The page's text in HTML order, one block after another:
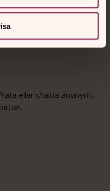
eller chatta anonymt